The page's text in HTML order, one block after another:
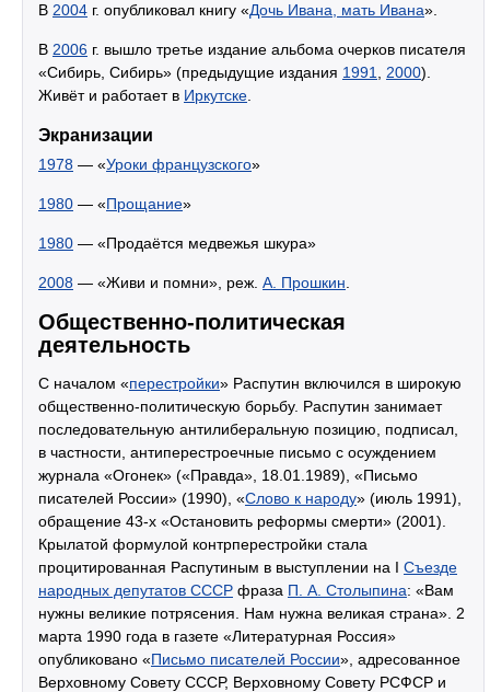
В 2004 г. опубликовал книгу «Дочь Ивана, мать Ивана».
В 2006 г. вышло третье издание альбома очерков писателя
«Сибирь, Сибирь» (предыдущие издания 1991 2000).
Живёт и работает в Иркутске
Экранизации
1978 — «Уроки французского»
1980 — «Прощание»
1980 — «Продаётся медвежья шкура»
2008 — «Живи и помни», реж. А. Прошкин
Общественно-политическая
деятельность
С началом «перестройки» Распутин включился в широкую
общественно-политическую борьбу. Распутин занимает
последовательную антилиберальную позицию, подписал,
в частности, антиперестроечные письмо с осуждением
журнала «Огонек» («Правда», 18.01.1989), «Письмо
писателей России» (1990), «Слово к народу» (июль 1991),
обращение 43-х «Остановить реформы смерти» (2001).
Крылатой формулой контрперестройки стала
процитированная Распутиным в выступлении на I Съезде
народных депутатов СССР фраза П. А. Столыпина: «Вам
нужны великие потрясения. Нам нужна великая страна». 2
марта 1990 года в газете «Литературная Россия»
опубликовано «Письмо писателей России», адресованное
Верховному Совету СССР, Верховному Совету РСФСР и